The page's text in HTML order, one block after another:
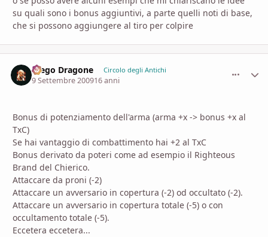
su quali sono i bonus aggiuntivi, a parte quelli noti di base,
che si possono aggiungere al tiro per colpire
Diego Dragone Circolo degli Antichi
9 Settembre 200916 anni
Bonus di potenziamento dell'arma (arma +x -> bonus +x al
TxC)
Se hai vantaggio di combattimento hai +2 al TxC
Bonus derivato da poteri come ad esempio il Righteous
Brand del Chierico.
Attaccare da proni (-2)
Attaccare un avversario in copertura (-2) od occultato (-2).
Attaccare un avversario in copertura totale (-5) o con
occultamento totale (-5).
Eccetera eccetera...